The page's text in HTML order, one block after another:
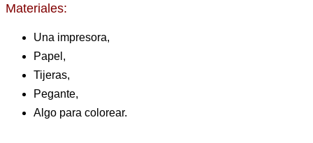
Materiales:
Una impresora,
Papel,
Tijeras,
Pegante,
Algo para colorear.